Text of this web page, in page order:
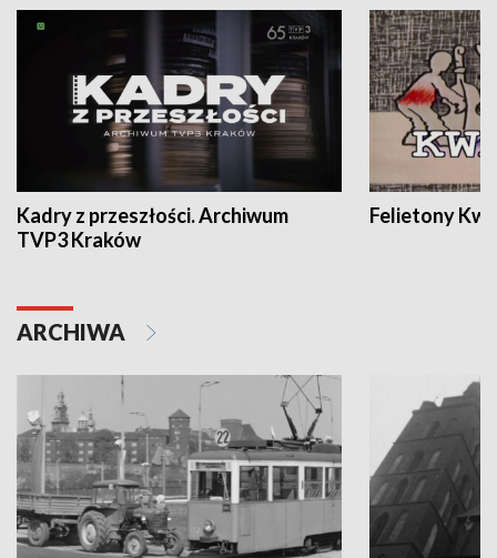
Kadry z przeszłości. Archiwum
TVP3 Kraków
Felietony
ARCHIWA